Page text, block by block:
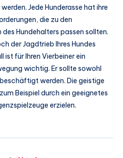
Jede Hunderasse hat ihre
die zu den
Hundehalters passen sollten.
der Jagdtrieb Ihres Hundes
ist für Ihren Vierbeiner ein
wichtig. Er sollte sowohl
werden. Die geistige
Beispiel durch ein geeignetes
erzielen.